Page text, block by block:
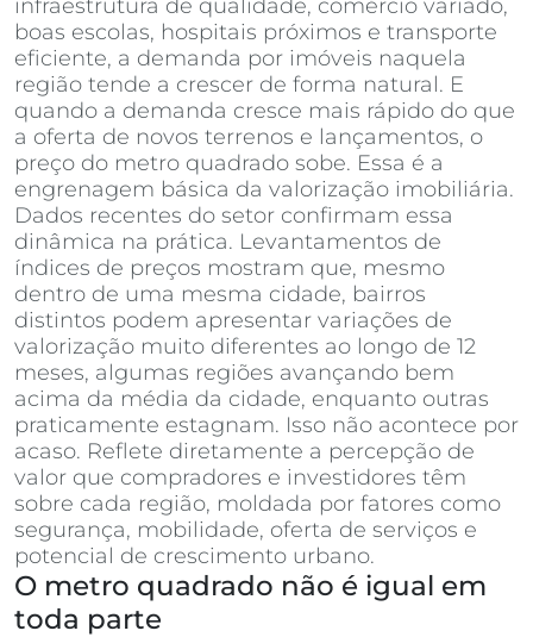
infraestrutura de qualidade, comércio variado,
boas escolas, hospitais próximos e transporte
eficiente, a demanda por imóveis naquela
região tende a crescer de forma natural. E
quando a demanda cresce mais rápido do que
a oferta de novos terrenos e lançamentos, o
preço do metro quadrado sobe. Essa é a
engrenagem básica da valorização imobiliária.
Dados recentes do setor confirmam essa
dinâmica na prática. Levantamentos de
índices de preços mostram que, mesmo
dentro de uma mesma cidade, bairros
distintos podem apresentar variações de
valorização muito diferentes ao longo de 12
meses, algumas regiões avançando bem
acima da média da cidade, enquanto outras
praticamente estagnam. Isso não acontece por
acaso. Reflete diretamente a percepção de
valor que compradores e investidores têm
sobre cada região, moldada por fatores como
segurança, mobilidade, oferta de serviços e
potencial de crescimento urbano.
O metro quadrado não é igual em
toda parte